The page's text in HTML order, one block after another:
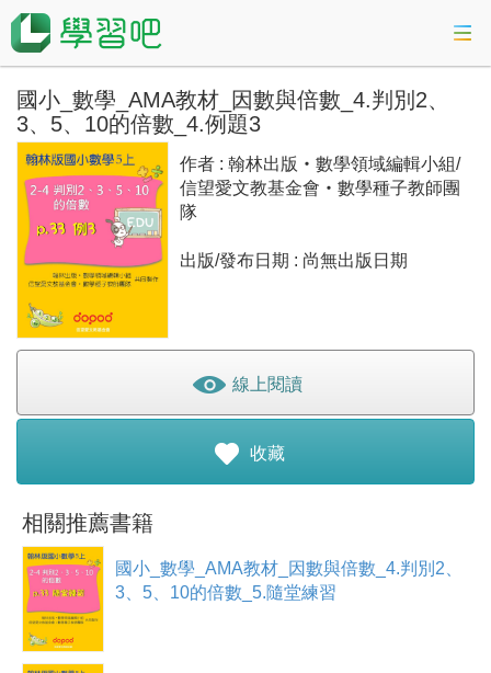
課程總覽
活動專區
登入
國小_數學_AMA教材_因數與倍數_4.判別2、
3、5、10的倍數_4.例題3
作者 : 翰林出版‧數學領域編輯小組/
信望愛文教基金會‧數學種子教師團
隊
出版/發布日期 : 尚無出版日期
線上閱讀
收藏
相關推薦書籍
國小_數學_AMA教材_因數與倍數_4.判別2、
3、5、10的倍數_5.隨堂練習